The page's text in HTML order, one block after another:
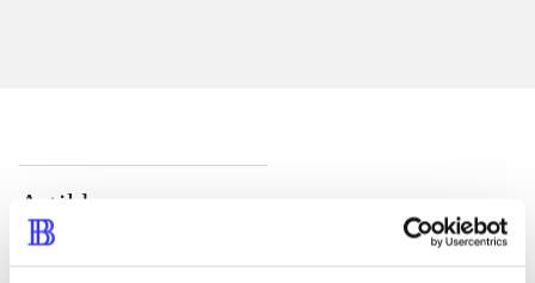
Artikler
Alle registrerede artikler fordelt på udgivelser